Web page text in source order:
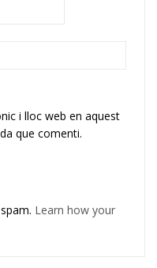
i lloc web en aquest
que comenti.
Learn how your